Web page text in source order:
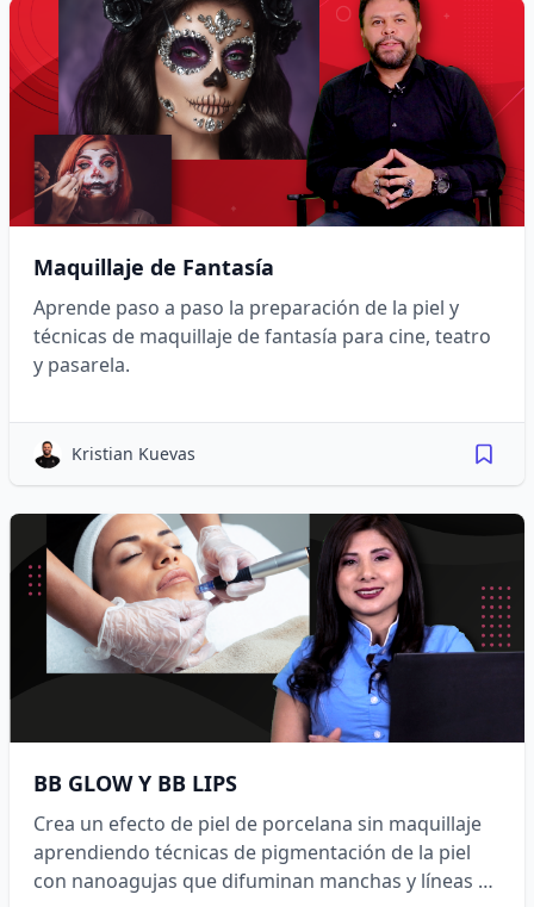
Maquillaje de Fantasía
Aprende paso a paso la preparación de la piel y
técnicas de maquillaje de fantasía para cine, teatro
y pasarela.
Kristian Kuevas
BB GLOW Y BB LIPS
Crea un efecto de piel de porcelana sin maquillaje
aprendiendo técnicas de pigmentación de la piel
con nanoagujas que difuminan manchas y líneas de